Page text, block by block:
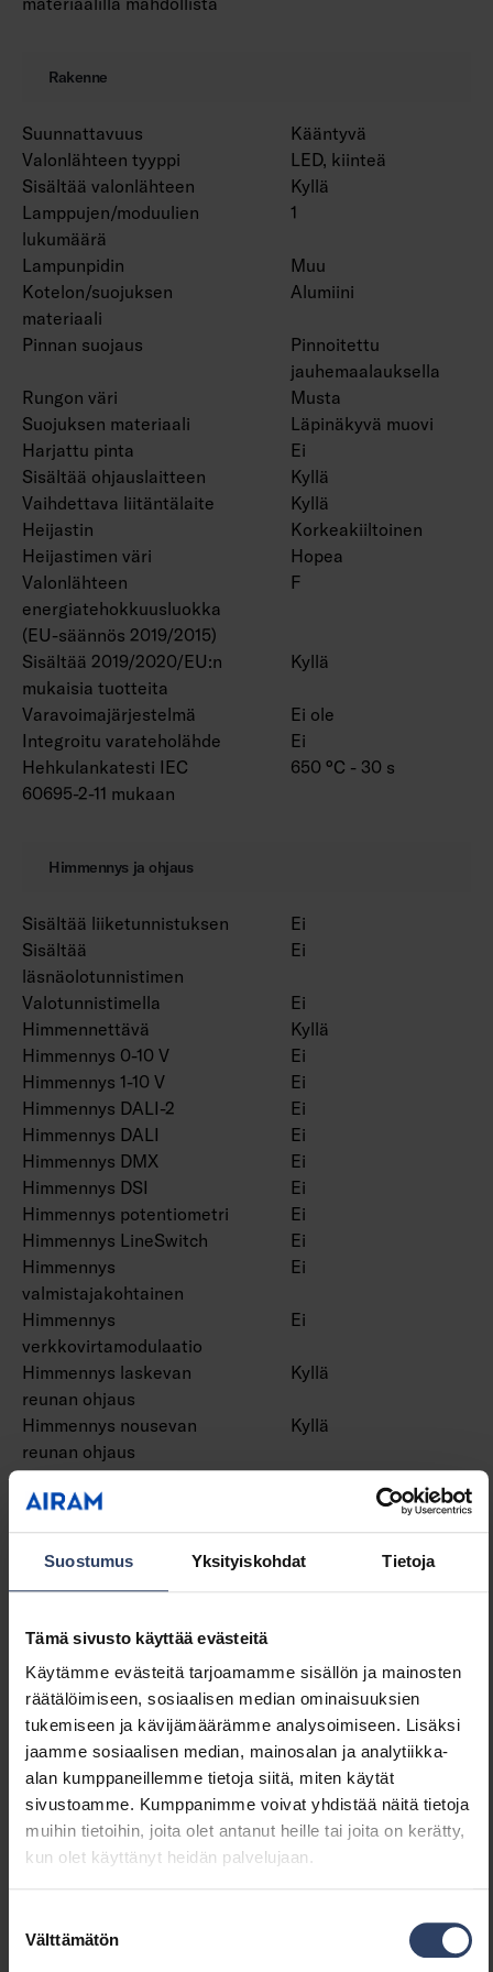
Suostumus Yksityiskohdat Tietoja
Tämä sivusto käyttää evästeitä
Käytämme evästeitä tarjoamamme sisällön ja mainosten
räätälöimiseen, sosiaalisen median ominaisuuksien
tukemiseen ja kävijämäärämme analysoimiseen. Lisäksi
jaamme sosiaalisen median, mainosalan ja analytiikka-
alan kumppaneillemme tietoja siitä, miten käytät
sivustoamme. Kumppanimme voivat yhdistää näitä tietoja
muihin tietoihin, joita olet antanut heille tai joita on kerätty,
kun olet käyttänyt heidän palvelujaan.
valinta
Välttämätön
Rakenne
Suunnattavuus
Kääntyvä
Valonlähteen tyyppi
LED, kiinteä
Sisältää valonlähteen
Kyllä
Lamppujen/moduulien
lukumäärä
1
Lampunpidin
Muu
Kotelon/suojuksen
materiaali
Alumiini
Pinnan suojaus
Pinnoitettu
jauhemaalauksella
Rungon väri
Musta
Suojuksen materiaali
Läpinäkyvä muovi
Harjattu pinta
Ei
Sisältää ohjauslaitteen
Kyllä
Vaihdettava liitäntälaite
Kyllä
Heijastin
Korkeakiiltoinen
Heijastimen väri
Hopea
Valonlähteen
energiatehokkuusluokka
(EU-säännös 2019/2015)
F
Sisältää 2019/2020/EU:n
mukaisia tuotteita
Kyllä
Varavoimajärjestelmä
Ei ole
Integroitu varateholähde
Ei
Hehkulankatesti IEC
60695-2-11 mukaan
650 °C - 30 s
Himmennys ja ohjaus
Sisältää liiketunnistuksen
Ei
Sisältää
läsnäolotunnistimen
Ei
Valotunnistimella
Ei
Himmennettävä
Kyllä
Himmennys 0-10 V
Ei
Himmennys 1-10 V
Ei
Himmennys DALI-2
Ei
Himmennys DALI
Ei
Himmennys DMX
Ei
Himmennys DSI
Ei
Himmennys potentiometri
Ei
Himmennys LineSwitch
Ei
Himmennys
valmistajakohtainen
Ei
Himmennys
verkkovirtamodulaatio
Ei
Himmennys laskevan
reunan ohjaus
Kyllä
Himmennys nousevan
reunan ohjaus
Kyllä
Himmennys ohjelmoitavissa
Ei
Himmennys RF
Himmennys Sine Wave
Reduction
Ei
Painonappihimmennys
Ilman himmennystoimintoa
Vakiovalovirta-ohjaus (CLO)
IFTTT-tuki
Ei
Apple HomeKit -
yhteensopiva
Bluetooth -ohjattava
Ei
Google Assistant -
yhteensopiva
Ei
Yhteensopiva Casambi-
yhteensopiva